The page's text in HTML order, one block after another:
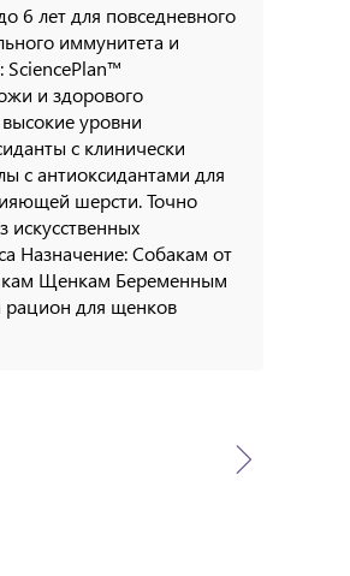
6 лет для повседневного
иммунитета и
и здорового
уровни
с клинически
с антиоксидантами для
шерсти. Точно
искусственных
Назначение: Собакам от
Щенкам Беременным
рацион для щенков